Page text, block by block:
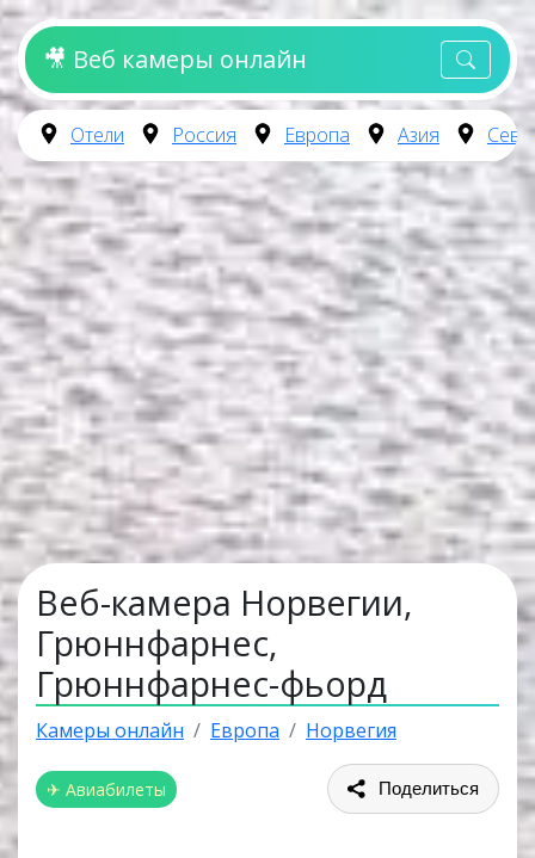
🎥 Веб камеры онлайн
Отели Россия Европа Азия
Веб-камера Норвегии,
Грюннфарнес,
Грюннфарнес-фьорд
Камеры онлайн Европа Норвегия
✈ Авиабилеты Поделиться